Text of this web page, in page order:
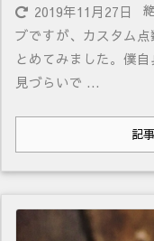
2019年11月27日
ブですが、カスタム
とめてみました。僕
見づらいで ...
記